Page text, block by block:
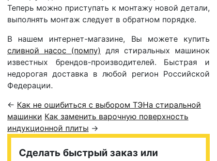
Теперь можно приступать к монтажу новой детали,
выполнять монтаж следует в обратном порядке.
В нашем интернет-магазине, Вы можете купить
сливной насос (помпу) для стиральных машинок
известных брендов-производителей. Быстрая и
недорогая доставка в любой регион Российской
Федерации.
← Как не ошибиться с выбором ТЭНа стиральной
машинки Как заменить варочную поверхность
индукционной плиты →
Сделать быстрый заказ или